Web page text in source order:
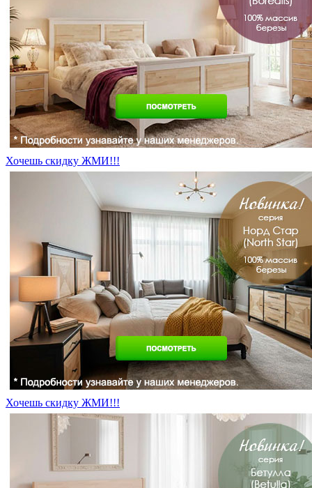
Хочешь скидку ЖМИ!!!
Хочешь скидку ЖМИ!!!